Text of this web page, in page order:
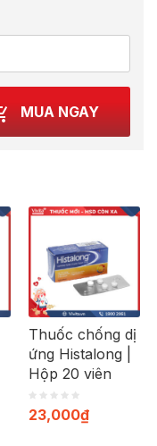
MUA NGAY
Thuốc chống dị
ứng Histalong |
Hộp 20 viên
23,000₫